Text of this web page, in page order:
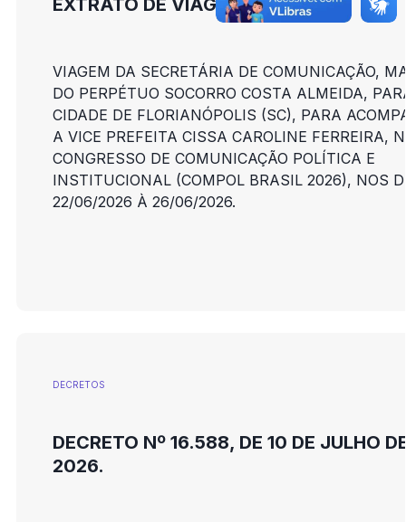
EXTRATO DE VIAGEM - ANEXO V
VIAGEM DA SECRETÁRIA DE COMUNICAÇÃO,
DO PERPÉTUO SOCORRO COSTA ALMEIDA,
CIDADE DE FLORIANÓPOLIS (SC), PARA
A VICE PREFEITA CISSA CAROLINE FERREIRA,
CONGRESSO DE COMUNICAÇÃO POLÍTICA E
INSTITUCIONAL (COMPOL BRASIL 2026), NOS
22/06/2026 À 26/06/2026.
DECRETOS
DECRETO Nº 16.588, DE 10 DE JULHO
2026.